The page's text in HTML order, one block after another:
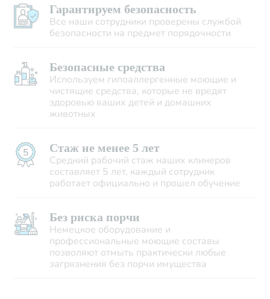
Гарантируем безопасность
Все наши сотрудники проверены службой
безопасности на предмет порядочности
Безопасные средства
Используем гипоаллергенные моющие и
чистящие средства, которые не вредят
здоровью ваших детей и домашних
животных
Стаж не менее 5 лет
Средний рабочий стаж наших клинеров
составляет 5 лет, каждый сотрудник
работает официально и прошел обучение
Без риска порчи
Немецкое оборудование и
профессиональные моющие составы
позволяют отмыть практически любые
загрязнения без порчи имущества